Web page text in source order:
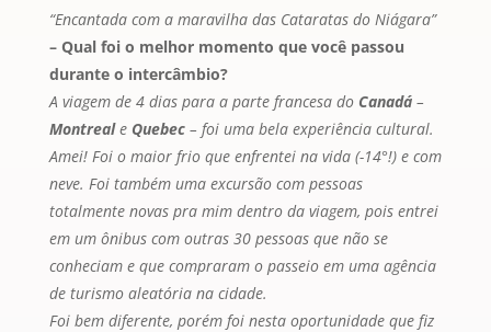
“Encantada com a maravilha das Cataratas do Niágara”
– Qual foi o melhor momento que você passou
durante o intercâmbio?
A viagem de 4 dias para a parte francesa do Canadá –
Montreale Quebec– foi uma bela experiência cultural.
Amei! Foi o maior frio que enfrentei na vida (-14°!) e com
neve. Foi também uma excursão com pessoas
totalmente novas pra mim dentro da viagem, pois entrei
em um ônibus com outras 30 pessoas que não se
conheciam e que compraram o passeio em uma agência
de turismo aleatória na cidade.
Foi bem diferente, porém foi nesta oportunidade que fiz